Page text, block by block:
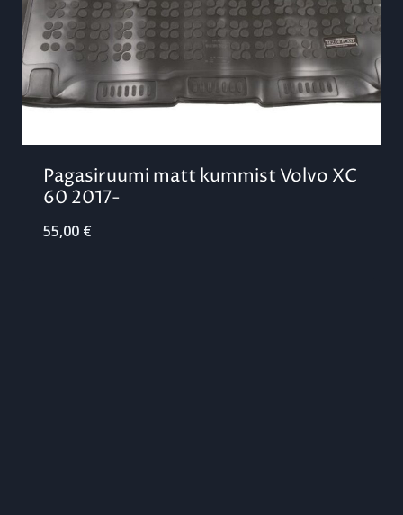
Pagasiruumi matt kummist Volvo XC
60 2017-
55,00 €